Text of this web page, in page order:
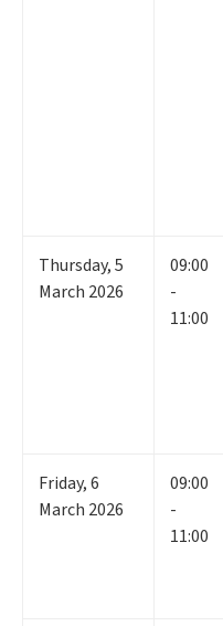
Thursday,5
March 2026
09:00
-
11:00
Friday,6
March 2026
09:00
-
11:00